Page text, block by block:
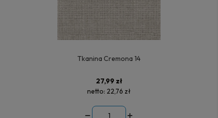
Tkanina Cremona 14
27,99 zł
netto: 22,76 zł